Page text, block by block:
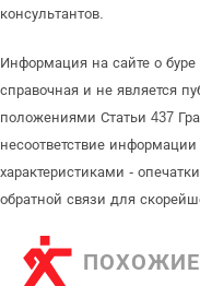
консультантов.
Информация на сайте о буре
справочная и не является
положениями Статьи 437
несоответствие
характеристиками -
обратной связи для